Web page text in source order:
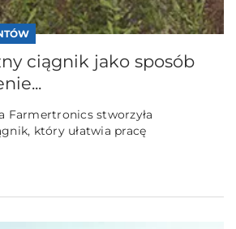
ciągnik jako sposób
Farmertronics stworzyła
który ułatwia pracę